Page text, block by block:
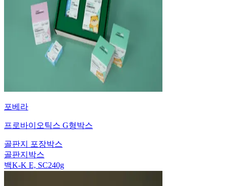
포베라
프로바이오틱스 G형박스
골판지 포장박스
골판지박스
백K-K E, SC240g